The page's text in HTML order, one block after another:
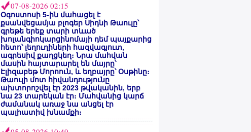
07-08-2026 02:15
Օգոստոսի 5-ին մահացել է
քսանվեցամյա բլոգեր Սիդնի Թաուլը՝
գրեթե երեք տարի տևած
խոլանգիոկարցինոմայի դեմ պայքարից
հետո՝ լեղուղիների հազվագյուտ,
ագրեսիվ քաղցկեղ։ Նրա մահվան
մասին հայտարարել են մայրը՝
Էլիզաբեթ Մորոուն, և եղբայրը՝ Օսթինը։
Թաուլի մոտ հիվանդությունը
ախտորոշվել էր 2023 թվականին, երբ
նա 23 տարեկան էր։ Մահվանից կարճ
ժամանակ առաջ նա անցել էր
պալիատիվ խնամքի։